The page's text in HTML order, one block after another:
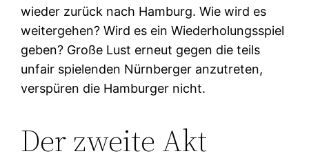
wieder zurück nach Hamburg. Wie wird es
weitergehen? Wird es ein Wiederholungsspiel
geben? Große Lust erneut gegen die teils
unfair spielenden Nürnberger anzutreten,
verspüren die Hamburger nicht.
Der zweite Akt